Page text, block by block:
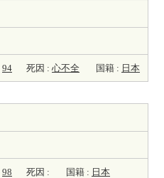
94 死因 : 心不全 国籍 : 日本
98 死因 : 国籍 : 日本